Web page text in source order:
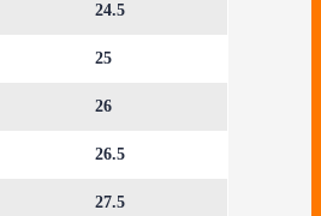
24.5
25
26
26.5
27.5